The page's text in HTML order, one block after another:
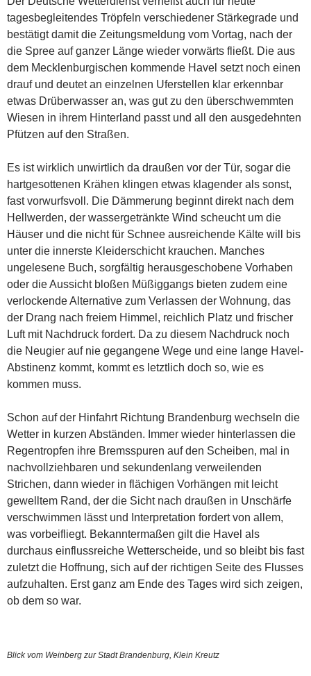
tagesbegleitendes Tröpfeln verschiedener Stärkegrade und
bestätigt damit die Zeitungsmeldung vom Vortag, nach der
die Spree auf ganzer Länge wieder vorwärts fließt. Die aus
dem Mecklenburgischen kommende Havel setzt noch einen
drauf und deutet an einzelnen Uferstellen klar erkennbar
etwas Drüberwasser an, was gut zu den überschwemmten
Wiesen in ihrem Hinterland passt und all den ausgedehnten
Pfützen auf den Straßen.
Es ist wirklich unwirtlich da draußen vor der Tür, sogar die
hartgesottenen Krähen klingen etwas klagender als sonst,
fast vorwurfsvoll. Die Dämmerung beginnt direkt nach dem
Hellwerden, der wassergetränkte Wind scheucht um die
Häuser und die nicht für Schnee ausreichende Kälte will bis
unter die innerste Kleiderschicht krauchen. Manches
ungelesene Buch, sorgfältig herausgeschobene Vorhaben
oder die Aussicht bloßen Müßiggangs bieten zudem eine
verlockende Alternative zum Verlassen der Wohnung, das
der Drang nach freiem Himmel, reichlich Platz und frischer
Luft mit Nachdruck fordert. Da zu diesem Nachdruck noch
die Neugier auf nie gegangene Wege und eine lange Havel-
Abstinenz kommt, kommt es letztlich doch so, wie es
kommen muss.
Schon auf der Hinfahrt Richtung Brandenburg wechseln die
Wetter in kurzen Abständen. Immer wieder hinterlassen die
Regentropfen ihre Bremsspuren auf den Scheiben, mal in
nachvollziehbaren und sekundenlang verweilenden
Strichen, dann wieder in flächigen Vorhängen mit leicht
gewelltem Rand, der die Sicht nach draußen in Unschärfe
verschwimmen lässt und Interpretation fordert von allem,
was vorbeifliegt. Bekanntermaßen gilt die Havel als
durchaus einflussreiche Wetterscheide, und so bleibt bis fast
zuletzt die Hoffnung, sich auf der richtigen Seite des Flusses
aufzuhalten. Erst ganz am Ende des Tages wird sich zeigen,
ob dem so war.
Blick vom Weinberg zur Stadt Brandenburg, Klein Kreutz